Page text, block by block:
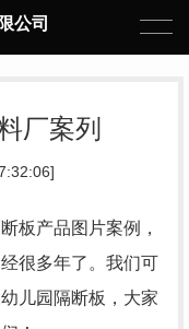
公司
厂案列
板产品图片案例，
很多年了。我们可
儿园隔断板，大家